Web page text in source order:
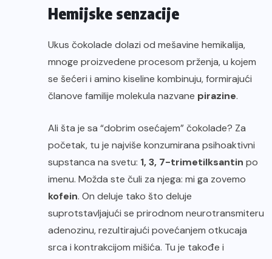
Hemijske senzacije
Ukus čokolade dolazi od mešavine hemikalija,
mnoge proizvedene procesom prženja, u kojem
se šećeri i amino kiseline kombinuju, formirajući
članove familije molekula nazvane pirazine.
Ali šta je sa “dobrim osećajem” čokolade? Za
početak, tu je najviše konzumirana psihoaktivni
supstanca na svetu: 1, 3, 7-trimetilksantin po
imenu. Možda ste čuli za njega: mi ga zovemo
kofein. On deluje tako što deluje
suprotstavljajući se prirodnom neurotransmiteru
adenozinu, rezultirajući povećanjem otkucaja
srca i kontrakcijom mišića. Tu je takođe i